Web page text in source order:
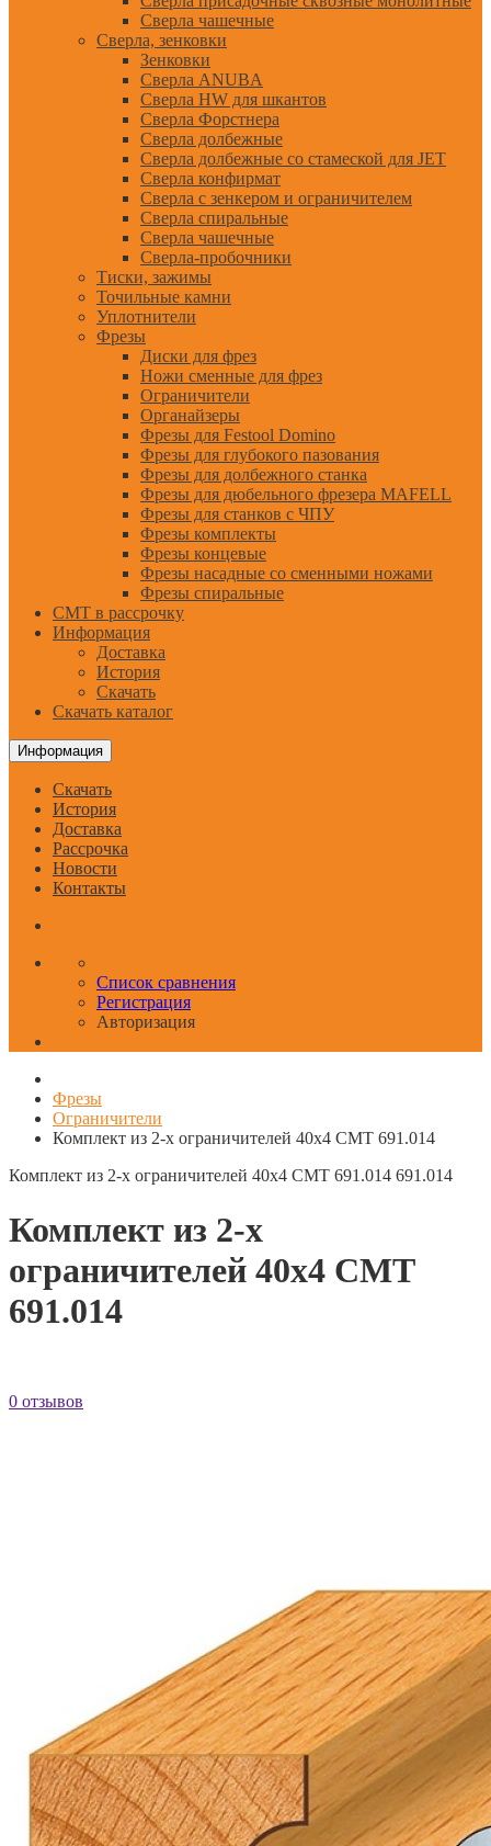
Сверла чашечные
Сверла, зенковки
Зенковки
Сверла ANUBA
Сверла HW для шкантов
Сверла Форстнера
Сверла долбежные
Сверла долбежные со стамеской для JET
Сверла конфирмат
Сверла с зенкером и ограничителем
Сверла спиральные
Сверла чашечные
Сверла-пробочники
Тиски, зажимы
Точильные камни
Уплотнители
Фрезы
Диски для фрез
Ножи сменные для фрез
Ограничители
Органайзеры
Фрезы для Festool Domino
Фрезы для глубокого пазования
Фрезы для долбежного станка
Фрезы для дюбельного фрезера MAFELL
Фрезы для станков с ЧПУ
Фрезы комплекты
Фрезы концевые
Фрезы насадные со сменными ножами
Фрезы спиральные
CMT в рассрочку
Информация
Доставка
История
Скачать
Скачать каталог
Информация
Скачать
История
Доставка
Рассрочка
Новости
Контакты
Список сравнения
Регистрация
Авторизация
Фрезы
Ограничители
Комплект из 2-х ограничителей 40x4 CMT 691.014
Комплект из 2-х ограничителей 40x4 CMT 691.014 691.014
Комплект из 2-х
ограничителей 40x4 CMT
691.014
0 отзывов